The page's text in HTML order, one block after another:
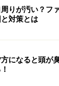
りが汚い？フ
と対策とは
方になると頭が